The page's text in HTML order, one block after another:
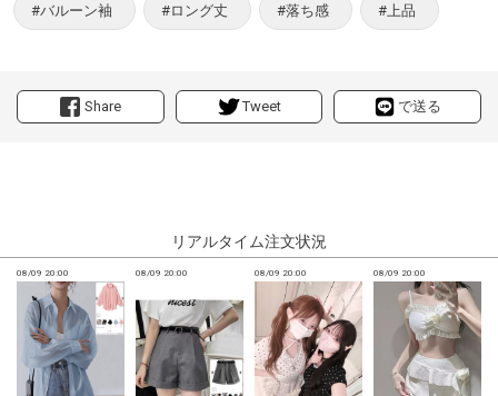
Share Tweet で送る
#バルーン袖 #ロング丈 #落ち感 #上品
リアルタイム注文状況
08/09 20:00 08/09 20:00 08/09 20:00 08/09 20:00